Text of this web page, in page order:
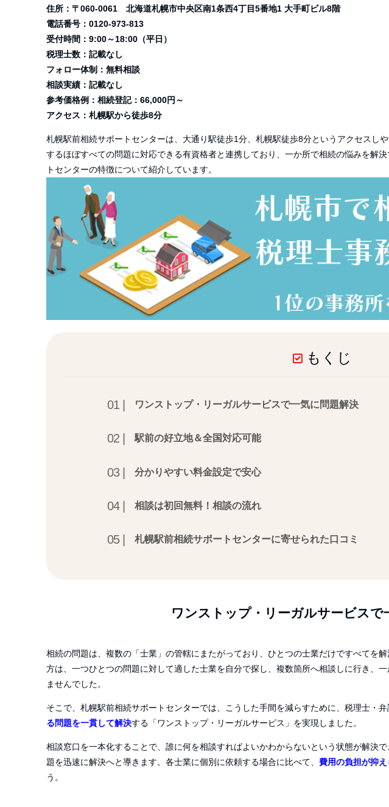
住所：〒060-0061 北海道札幌市中央区南1条西4丁目5番地1 大手町ビル8階
電話番号：0120-973-813
受付時間：9:00～18:00（平日）
税理士数：記載なし
フォロー体制：無料相談
相談実績：記載なし
参考価格例：相続登記：66,000円～
アクセス：札幌駅から徒歩8分
札幌駅前相続サポートセンターは、大通り駅徒歩1分、札幌駅徒歩8分というアクセスし
するほぼすべての問題に対応できる有資格者と連携しており、一か所で相続の悩みを解
トセンターの特徴について紹介しています。
もくじ
ワンストップ・リーガルサービスで一気に問題解決
駅前の好立地＆全国対応可能
分かりやすい料金設定で安心
相談は初回無料！相談の流れ
札幌駅前相続サポートセンターに寄せられた口コミ
ワンストップ・リーガルサービスで
相続の問題は、複数の「士業」の管轄にまたがっており、ひとつの士業だけですべてを
方は、一つひとつの問題に対して適した士業を自分で探し、複数箇所へ相談しに行き、
ませんでした。
そこで、札幌駅前相続サポートセンターでは、こうした手間を減らすために、税理士・
る問題を一貫して解決する「ワンストップ・リーガルサービス」を実現しました。
相談窓口を一本化することで、誰に何を相談すればよいかわからないという状態が解決
題を迅速に解決へと導きます。各士業に個別に依頼する場合に比べて、 費用の負担が抑え
う。